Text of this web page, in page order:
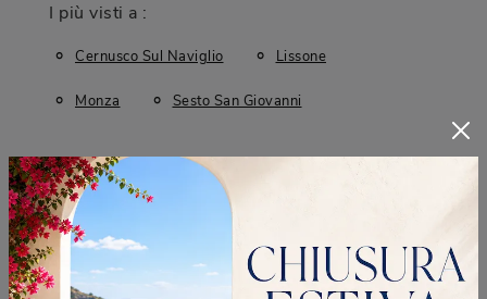
I più visti a :
Cernusco Sul Naviglio Lissone
Monza Sesto San Giovanni
CONTINUA A NAVIGARE
Negozio Di Mobili Bagno Sospesi A Cernusco Sul
Naviglio